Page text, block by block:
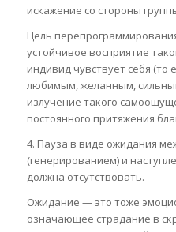
искажение со стороны
Цель
устойчивое восприятие
индивид чувствует себя (то
любимым, желанным,
излучение такого
постоянного притяжения
4. Пауза в виде ожидания
(генерированием) и
должна отсутствовать.
Ожидание — это тоже
означающее страдание в